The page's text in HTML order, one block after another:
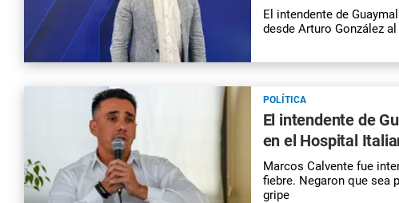
El intendente de
desde Arturo González
POLÍTICA
El intendente de
en el Hospital
Marcos Calvente fue
fiebre. Negaron que sea
gripe